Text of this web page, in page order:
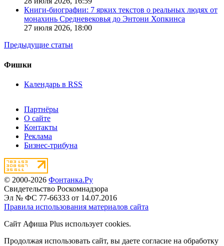
Книги-биографии: 7 ярких текстов о реальных людях от
монахинь Средневековья до Энтони Хопкинса
27 июля 2026, 18:00
Предыдущие статьи
Фишки
Календарь в RSS
Партнёры
О сайте
Контакты
Реклама
Бизнес-трибуна
© 2000-2026 Фонтанка.Ру
Свидетельство Роскомнадзора
Эл № ФС 77-66333 от 14.07.2016
Правила использования материалов сайта
Сайт Афиша Plus использует cookies.
Продолжая использовать сайт, вы даете согласие на обработку